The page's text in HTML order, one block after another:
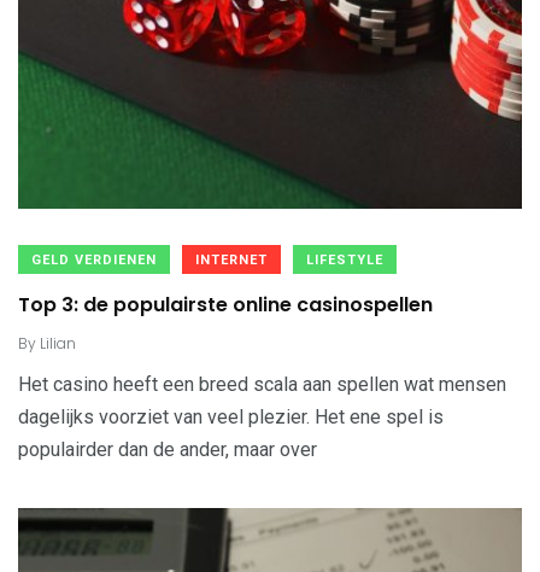
GELD VERDIENEN INTERNET LIFESTYLE
Top 3: de populairste online casinospellen
By Lilian
Het casino heeft een breed scala aan spellen wat mensen
dagelijks voorziet van veel plezier. Het ene spel is
populairder dan de ander, maar over